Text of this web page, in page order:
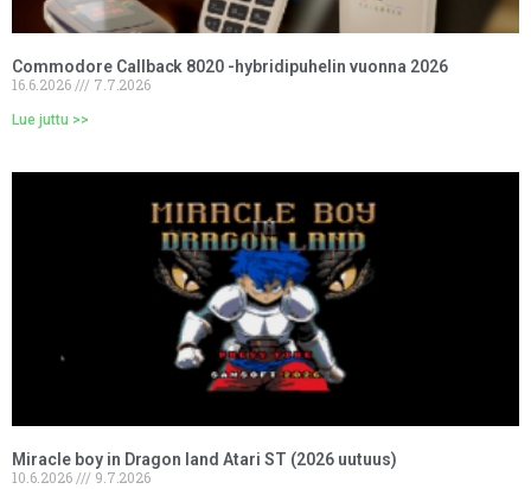
Commodore Callback 8020 -hybridipuhelin vuonna 2026
16.6.2026
7.7.2026
Lue juttu >>
Miracle boy in Dragon land Atari ST (2026 uutuus)
10.6.2026
9.7.2026